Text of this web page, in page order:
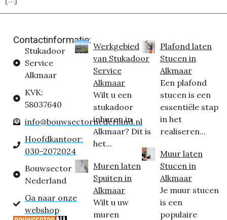
Contactinformatie:
Stukadoor
Service
Alkmaar
KVK:
58037640
info@bouwsectornederland.nl
Hoofdkantoor:
030-2072024
Bouwsector
Nederland
Ga naar onze
webshop
Werkgebied
van Stukadoor
Service
Alkmaar
Wilt u een
stukadoor
inhuren in
Alkmaar? Dit is
het...
Muren laten
Spuiten in
Alkmaar
Wilt u uw
muren
Plafond laten
Stucen in
Alkmaar
Een plafond
stucen is een
essentiële stap
in het
realiseren...
Muur laten
Stucen in
Alkmaar
Je muur stucen
is een
populaire